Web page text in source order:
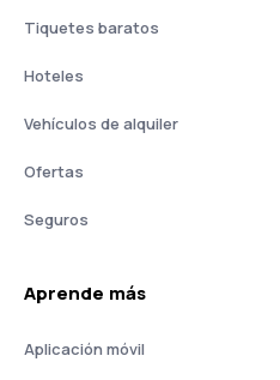
Tiquetes baratos
Hoteles
Vehículos de alquiler
Ofertas
Seguros
Aprende más
Aplicación móvil